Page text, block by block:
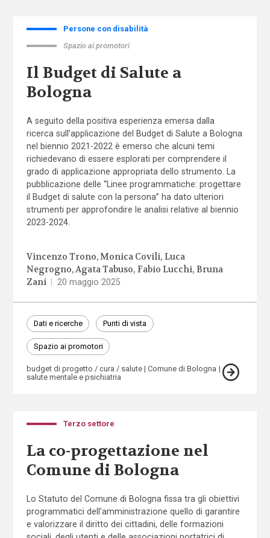
Persone con disabilità
Spazio ai promotori
Il Budget di Salute a
Bologna
A seguito della positiva esperienza emersa dalla
ricerca sull’applicazione del Budget di Salute a Bologna
nel biennio 2021-2022 è emerso che alcuni temi
richiedevano di essere esplorati per comprendere il
grado di applicazione appropriata dello strumento. La
pubblicazione delle “Linee programmatiche: progettare
il Budget di salute con la persona” ha dato ulteriori
strumenti per approfondire le analisi relative al biennio
2023-2024.
Vincenzo Trono Monica Covili Luca
Negrogno Agata Tabuso Fabio Lucchi Bruna
Zani
20 maggio 2025
Dati e ricerche Punti di vista
Spazio ai promotori
budget di progetto / cura / salute
Comune di Bologna
salute mentale e psichiatria
Terzo settore
La co-progettazione nel
Comune di Bologna
Lo Statuto del Comune di Bologna fissa tra gli obiettivi
programmatici dell’amministrazione quello di garantire
e valorizzare il diritto dei cittadini, delle formazioni